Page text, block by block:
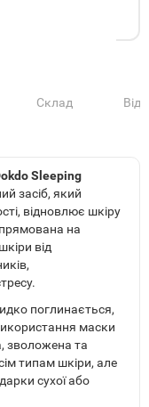
Склад
Sleeping
засіб, який
відновлює шкіру
на
від
поглинається,
маски
зволожена та
типам шкіри, але
сухої або